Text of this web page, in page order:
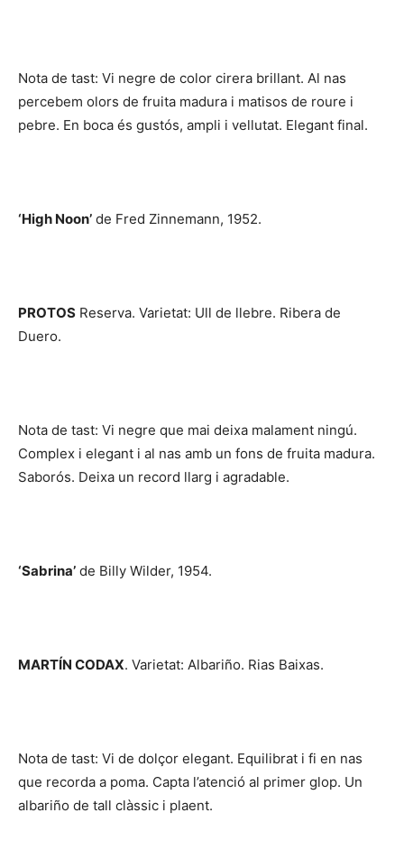
Nota de tast: Vi negre de color cirera brillant. Al nas
percebem olors de fruita madura i matisos de roure i
pebre. En boca és gustós, ampli i vellutat. Elegant final.
‘High Noon’ de Fred Zinnemann, 1952.
PROTOS Reserva. Varietat: Ull de llebre. Ribera de
Duero.
Nota de tast: Vi negre que mai deixa malament ningú.
Complex i elegant i al nas amb un fons de fruita madura.
Saborós. Deixa un record llarg i agradable.
‘Sabrina’ de Billy Wilder, 1954.
MARTÍN CODAX. Varietat: Albariño. Rias Baixas.
Nota de tast: Vi de dolçor elegant. Equilibrat i fi en nas
que recorda a poma. Capta l’atenció al primer glop. Un
albariño de tall clàssic i plaent.